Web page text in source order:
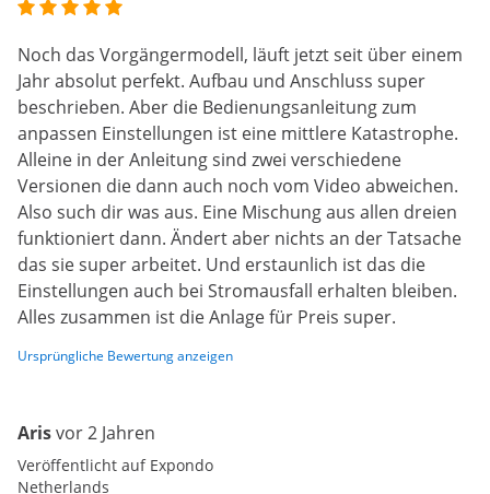
Noch das Vorgängermodell, läuft jetzt seit über einem
Jahr absolut perfekt. Aufbau und Anschluss super
beschrieben. Aber die Bedienungsanleitung zum
anpassen Einstellungen ist eine mittlere Katastrophe.
Alleine in der Anleitung sind zwei verschiedene
Versionen die dann auch noch vom Video abweichen.
Also such dir was aus. Eine Mischung aus allen dreien
funktioniert dann. Ändert aber nichts an der Tatsache
das sie super arbeitet. Und erstaunlich ist das die
Einstellungen auch bei Stromausfall erhalten bleiben.
Alles zusammen ist die Anlage für Preis super.
Ursprüngliche Bewertung anzeigen
Arisvor 2 Jahren
Veröffentlicht auf Expondo
Netherlands